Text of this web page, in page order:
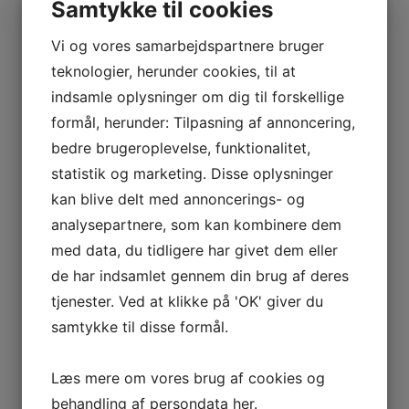
Crimson
Red –
No.
W93
444,00kr. –
1.925,00
kr.
Prisinterval:
444,00 kr. til
1.925,00 kr.
Vælg
muligheder
Broccoli
Brown
– No.
198
78,00kr. –
1.925,00
Prisinterval:
78,00 kr. til
1.925,00 kr.
Vælg
muligheder
Radicchio
– No. 96
1.925,00kr.Prisinterval:
444,00 kr. til
1.925,00 kr.
Vælg
muligheder
Eating
Room
Samtykke til cookies
Vi og vores samarbejdspartnere bruger
teknologier, herunder cookies, til at
indsamle oplysninger om dig til forskellige
formål, herunder: Tilpasning af annoncering,
bedre brugeroplevelse, funktionalitet,
statistik og marketing. Disse oplysninger
kan blive delt med annoncerings- og
analysepartnere, som kan kombinere dem
med data, du tidligere har givet dem eller
de har indsamlet gennem din brug af deres
tjenester. Ved at klikke på 'OK' giver du
samtykke til disse formål.
Læs mere om vores brug af cookies og
behandling af persondata her.